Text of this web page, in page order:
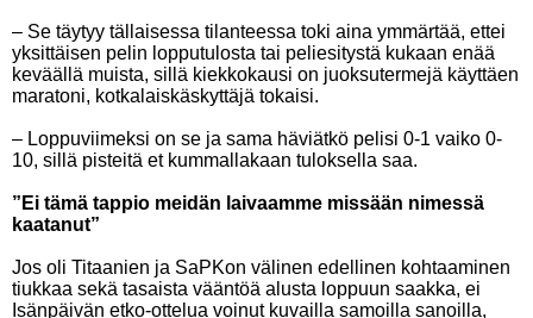
– Se täytyy tällaisessa tilanteessa toki aina ymmärtää, ettei
yksittäisen pelin lopputulosta tai peliesitystä kukaan enää
keväällä muista, sillä kiekkokausi on juoksutermejä käyttäen
maratoni, kotkalaiskäskyttäjä tokaisi.
– Loppuviimeksi on se ja sama häviätkö pelisi 0-1 vaiko 0-
10, sillä pisteitä et kummallakaan tuloksella saa.
”Ei tämä tappio meidän laivaamme missään nimessä
kaatanut”
Jos oli Titaanien ja SaPKon välinen edellinen kohtaaminen
tiukkaa sekä tasaista vääntöä alusta loppuun saakka, ei
Isänpäivän etko-ottelua voinut kuvailla samoilla sanoilla,